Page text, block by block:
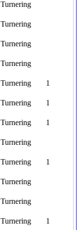
Turnering
Turnering
Turnering
Turnering
Turnering
1
Turnering
1
Turnering
1
Turnering
Turnering
1
Turnering
Turnering
Turnering
1